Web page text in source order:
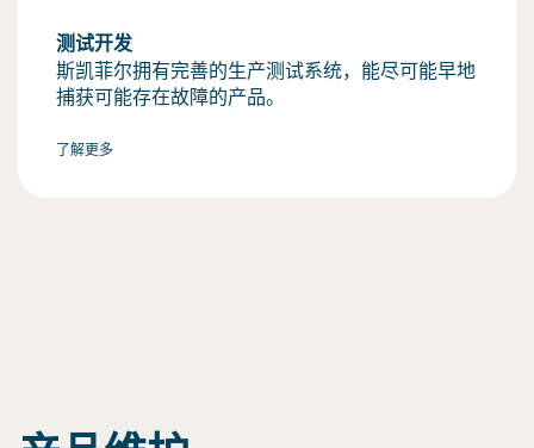
测试开发
斯凯菲尔拥有完善的生产测试系统，能尽可能早地
捕获可能存在故障的产品。
了解更多